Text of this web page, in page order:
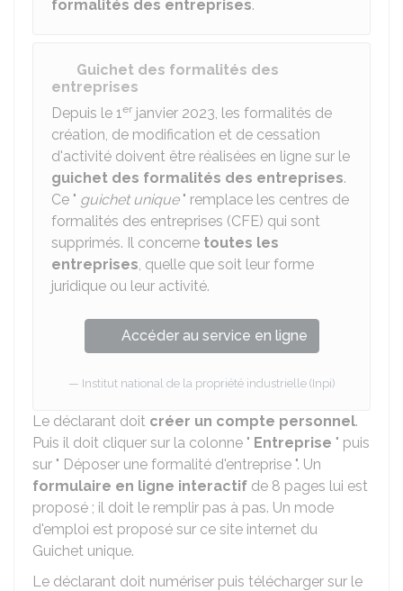
formalités des entreprises.
Guichet des formalités des
entreprises
Depuis le 1er janvier 2023, les formalités de
création, de modification et de cessation
d'activité doivent être réalisées en ligne sur le
guichet des formalités des entreprises.
Ce " guichet unique" remplace les centres de
formalités des entreprises (CFE) qui sont
supprimés. Il concerne toutes les
entreprises, quelle que soit leur forme
juridique ou leur activité.
Accéder au service en ligne
Institut national de la propriété industrielle (Inpi)
Le déclarant doit créer un compte personnel.
Puis il doit cliquer sur la colonne " Entreprise " puis
sur " Déposer une formalité d'entreprise ". Un
formulaire en ligne interactif de 8 pages lui est
proposé ; il doit le remplir pas à pas. Un mode
d'emploi est proposé sur ce site internet du
Guichet unique.
Le déclarant doit numériser puis télécharger sur le